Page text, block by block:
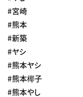
#宮崎
#熊本
#新築
#ヤシ
#熊本ヤシ
#熊本椰子
#熊本やし